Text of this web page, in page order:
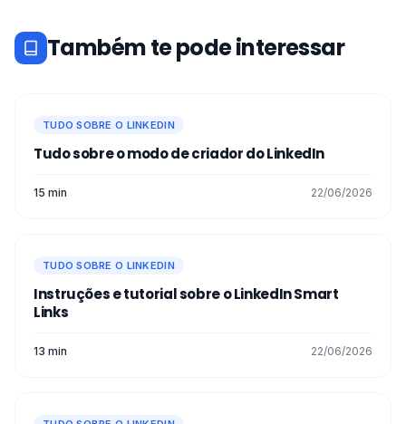
Também te pode interessar
TUDO SOBRE O LINKEDIN
Tudo sobre o modo de criador do LinkedIn
15 min 22/06/2026
TUDO SOBRE O LINKEDIN
Instruções e tutorial sobre o LinkedIn Smart
Links
13 min 22/06/2026